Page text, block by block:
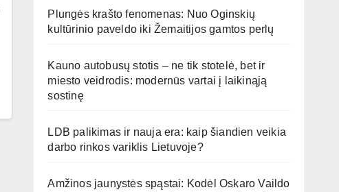
Plungės krašto fenomenas: Nuo Oginskių
kultūrinio paveldo iki Žemaitijos gamtos perlų
Kauno autobusų stotis – ne tik stotelė, bet ir
miesto veidrodis: modernūs vartai į laikinąją
sostinę
LDB palikimas ir nauja era: kaip šiandien veikia
darbo rinkos variklis Lietuvoje?
Amžinos jaunystės spąstai: Kodėl Oskaro Vaildo